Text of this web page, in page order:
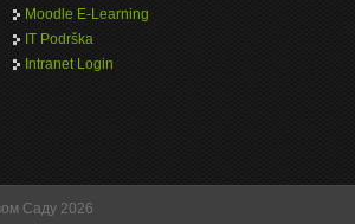
Moodle E-Learning
IT Podrška
Intranet Login
Саду 2026